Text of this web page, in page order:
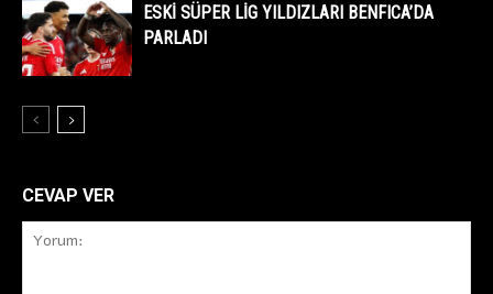
ESKİ SÜPER LİG YILDIZLARI BENFICA’DA
PARLADI
CEVAP VER